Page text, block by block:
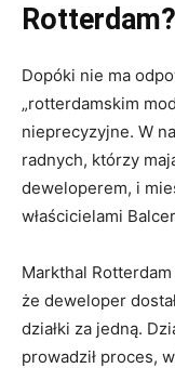
Rotterdam?
Dopóki nie ma
„rotterdamskim
nieprecyzyjne. W
radnych, którzy
deweloperem, i
właścicielami
Markthal
że deweloper
działki za jedną.
prowadził proces,